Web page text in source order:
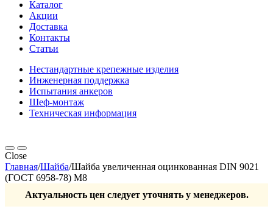
Каталог
Акции
Доставка
Контакты
Статьи
Нестандартные крепежные изделия
Инженерная поддержка
Испытания анкеров
Шеф-монтаж
Техническая информация
Close
Главная/Шайба/Шайба увеличенная оцинкованная DIN 9021
(ГОСТ 6958-78) М8
Актуальность цен следует уточнять у менеджеров.